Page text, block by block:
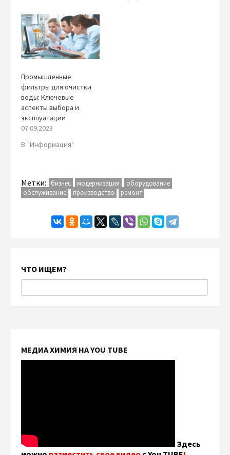
Промышленные
фильтры для очистки
воды: Ключевые
аспекты выбора и
эксплуатации
07.09.2023
В "Информация"
Метки: бизнес модернизация
оборудование
обслуживание
производство ремонт
ЧТО ИЩЕМ?
МЕДИА ХИМИЯ НА YOU TUBE
Здесь